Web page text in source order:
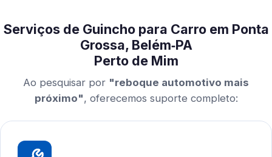
Serviços de Guincho para Carro em Ponta
Grossa, Belém‑PA
Perto de Mim
Ao pesquisar por "reboque automotivo mais
próximo", oferecemos suporte completo: